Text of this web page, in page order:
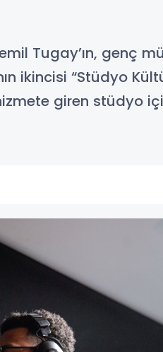
Tugay’ın, genç
ikincisi “Stüdyo
giren stüdyo